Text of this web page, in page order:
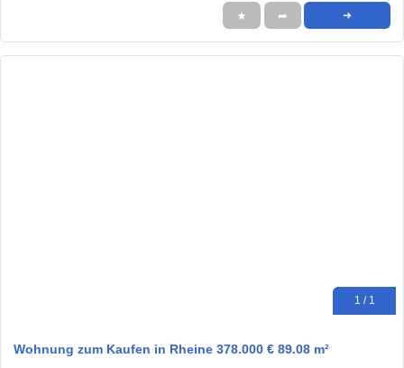
★ ➦ ➜
1 / 1
Wohnung zum Kaufen in Rheine 378.000 € 89.08 m²